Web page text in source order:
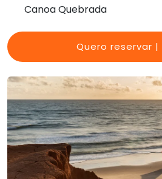
Canoa Quebrada
Quero reservar |